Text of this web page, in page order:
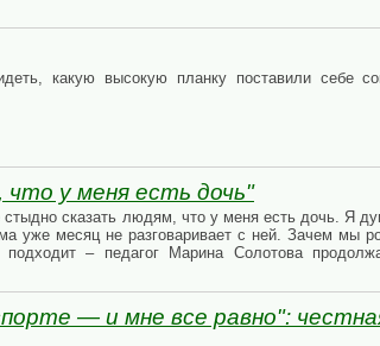
какую высокую планку поставили себе
у меня есть дочь"
сказать людям, что у меня есть дочь. Я
уже месяц не разговаривает с ней. Зачем мы
– педагог Марина Солотова
— и мне все равно":